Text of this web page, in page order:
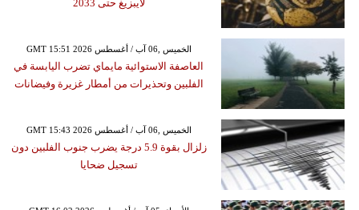
لايبزيغ حتى 2033
GMT 15:51 2026 الخميس ,06 آب / أغسطس
العاصفة الاستوائية مايماي تضرب اليابسة في
الفلبين وتحذيرات من أمطار غزيرة وفيضانات
GMT 15:43 2026 الخميس ,06 آب / أغسطس
زلزال بقوة 5.9 درجة يضرب جنوب الفلبين دون
تسجيل ضحايا